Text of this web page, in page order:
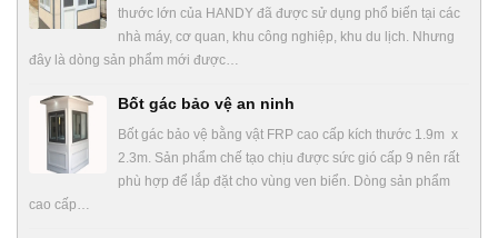
thước lớn của HANDY đã được sử dụng phổ biến tại các
nhà máy, cơ quan, khu công nghiệp, khu du lịch. Nhưng
đây là dòng sản phẩm mới được…
Bốt gác bảo vệ an ninh
Bốt gác bảo vệ bằng vật FRP cao cấp kích thước 1.9m x
2.3m. Sản phẩm chế tạo chịu được sức gió cấp 9 nên rất
phù hợp để lắp đặt cho vùng ven biển. Dòng sản phẩm
cao cấp…